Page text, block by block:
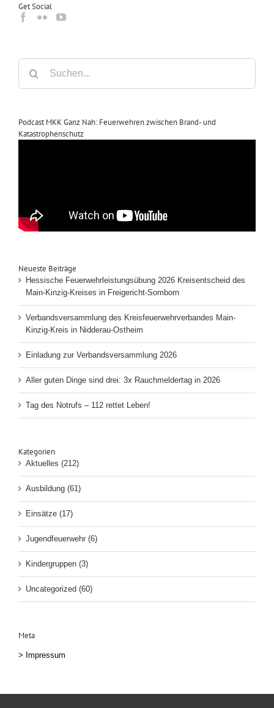
Get Social
Suche
nach:
Podcast MKK Ganz Nah: Feuerwehren zwischen Brand- und
Katastrophenschutz
Neueste Beiträge
Hessische Feuerwehrleistungsübung 2026 Kreisentscheid des
Main-Kinzig-Kreises in Freigericht-Somborn
Verbandsversammlung des Kreisfeuerwehrverbandes Main-
Kinzig-Kreis in Nidderau-Ostheim
Einladung zur Verbandsversammlung 2026
Aller guten Dinge sind drei: 3x Rauchmeldertag in 2026
Tag des Notrufs – 112 rettet Leben!
Kategorien
Aktuelles (212)
Ausbildung (61)
Einsätze (17)
Jugendfeuerwehr (6)
Kindergruppen (3)
Uncategorized (60)
Meta
> Impressum